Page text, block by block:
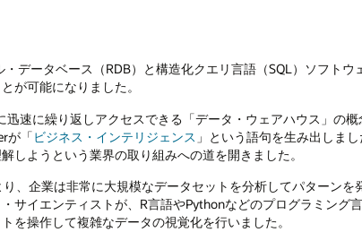
データベース（RDB）と構造化クエリ言語（SQL）ソフト
が可能になりました。
速に繰り返しアクセスできる「データ・ウェアハウス」の
が「ビジネス・インテリジェンス 」という語句を生み出しま
しようという業界の取り組みへの道を開きました。
、企業は非常に大規模なデータセットを分析してパターンを
サイエンティストが、R言語やPythonなどのプログラミング
を操作して複雑なデータの視覚化を行いました。